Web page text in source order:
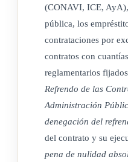
emitidos o recibidos por los
ejercicio del control y la
Para el cumplimiento de las
estarán investidos de
Los funcionarios,
requeridos al efecto,
(CONAVI, ICE,
pública, los
contrataciones por
contratos con
reglamentarios
Refrendo de las
Administración
denegación del
del contrato y su
pena de nulidad